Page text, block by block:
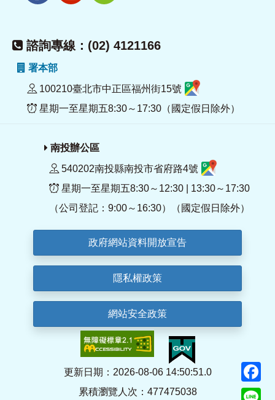
諮詢專線：(02) 4121166
署本部
100210臺北市中正區福州街15號
星期一至星期五8:30～17:30（國定假日除外）
南投辦公區
540202南投縣南投市省府路4號
星期一至星期五8:30～12:30 | 13:30～17:30
（公司登記：9:00～16:30）（國定假日除外）
政府網站資料開放宣告
隱私權政策
網站安全政策
更新日期：2026-08-06 14:50:51.0
累積瀏覽人次：477475038